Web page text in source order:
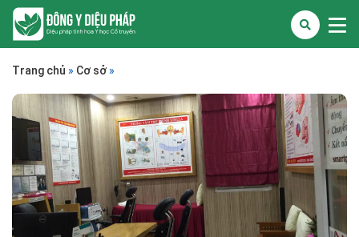
Trang chủ » Cơ sở »